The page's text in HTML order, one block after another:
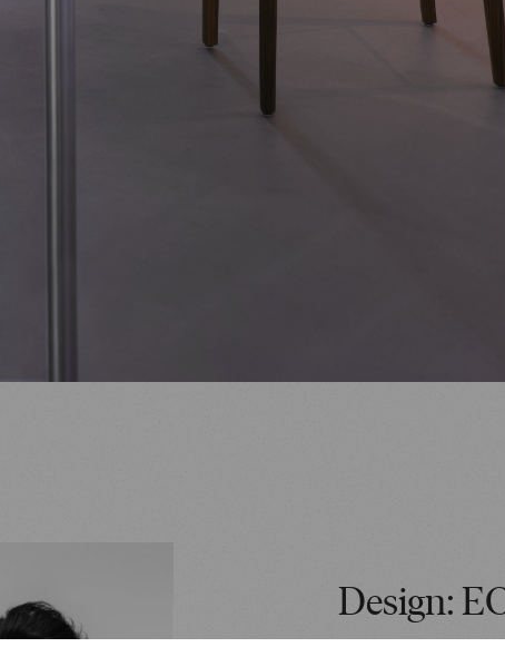
Design: